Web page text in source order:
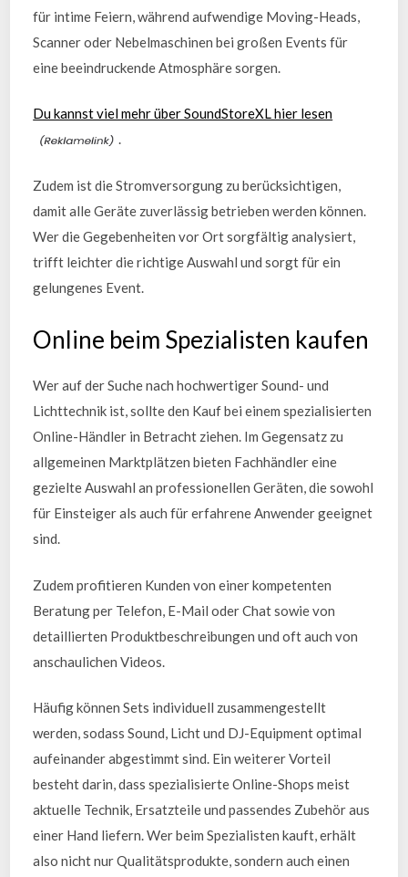
für intime Feiern, während aufwendige Moving-Heads,
Scanner oder Nebelmaschinen bei großen Events für
eine beeindruckende Atmosphäre sorgen.
Du kannst viel mehr über SoundStoreXL hier lesen
.
Zudem ist die Stromversorgung zu berücksichtigen,
damit alle Geräte zuverlässig betrieben werden können.
Wer die Gegebenheiten vor Ort sorgfältig analysiert,
trifft leichter die richtige Auswahl und sorgt für ein
gelungenes Event.
Online beim Spezialisten kaufen
Wer auf der Suche nach hochwertiger Sound- und
Lichttechnik ist, sollte den Kauf bei einem spezialisierten
Online-Händler in Betracht ziehen. Im Gegensatz zu
allgemeinen Marktplätzen bieten Fachhändler eine
gezielte Auswahl an professionellen Geräten, die sowohl
für Einsteiger als auch für erfahrene Anwender geeignet
sind.
Zudem profitieren Kunden von einer kompetenten
Beratung per Telefon, E-Mail oder Chat sowie von
detaillierten Produktbeschreibungen und oft auch von
anschaulichen Videos.
Häufig können Sets individuell zusammengestellt
werden, sodass Sound, Licht und DJ-Equipment optimal
aufeinander abgestimmt sind. Ein weiterer Vorteil
besteht darin, dass spezialisierte Online-Shops meist
aktuelle Technik, Ersatzteile und passendes Zubehör aus
einer Hand liefern. Wer beim Spezialisten kauft, erhält
also nicht nur Qualitätsprodukte, sondern auch einen